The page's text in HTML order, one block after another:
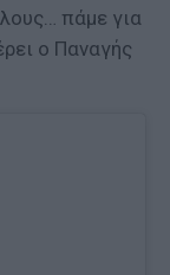
πάμε για
ο Παναγής